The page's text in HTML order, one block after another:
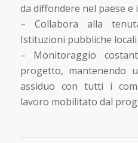
da diffondere nel paese e
– Collabora alla
Istituzioni pubbliche
– Monitoraggio
progetto, mantenendo
assiduo con tutti i
lavoro mobilitato dal